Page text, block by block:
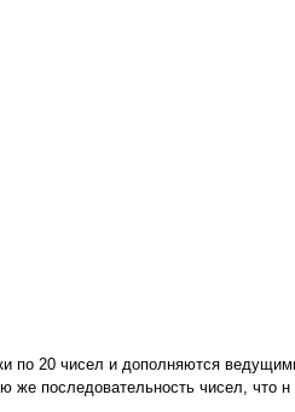
по 20 чисел и дополняются
же последовательность чисел, что